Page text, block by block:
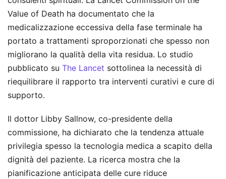
Value of Death ha documentato che la
medicalizzazione eccessiva della fase terminale ha
portato a trattamenti sproporzionati che spesso non
migliorano la qualità della vita residua. Lo studio
pubblicato su The Lancet sottolinea la necessità di
riequilibrare il rapporto tra interventi curativi e cure di
supporto.
Il dottor Libby Sallnow, co-presidente della
commissione, ha dichiarato che la tendenza attuale
privilegia spesso la tecnologia medica a scapito della
dignità del paziente. La ricerca mostra che la
pianificazione anticipata delle cure riduce